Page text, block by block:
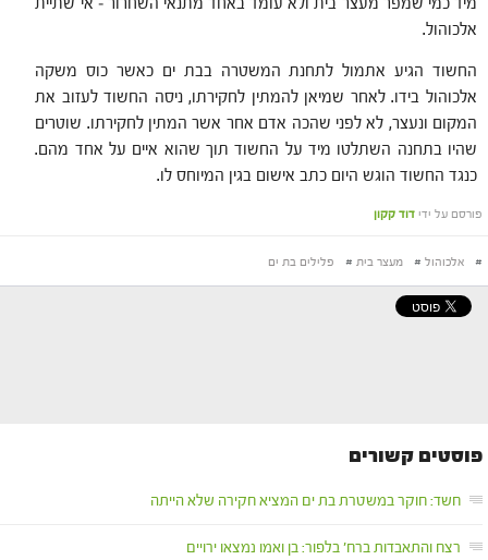
מיד כמי שמפר מעצר בית ולא עומד באחד מתנאי השחרור – אי שתיית
אלכוהול.
החשוד הגיע אתמול לתחנת המשטרה בבת ים כאשר כוס משקה
אלכוהול בידו. לאחר שמיאן להמתין לחקירתו, ניסה החשוד לעזוב את
המקום ונעצר, לא לפני שהכה אדם אחר אשר המתין לחקירתו. שוטרים
שהיו בתחנה השתלטו מיד על החשוד תוך שהוא איים על אחד מהם.
כנגד החשוד הוגש היום כתב אישום בגין המיוחס לו.
פורסם על ידי דוד קקון
# אלכוהול # מעצר בית # פלילים בת ים
פוסטים קשורים
חשד: חוקר במשטרת בת ים המציא חקירה שלא הייתה
רצח והתאבדות ברח' בלפור: בן ואמו נמצאו ירויים